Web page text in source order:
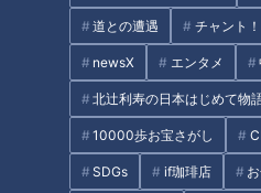
道との遭遇 チャント！
newsX エンタメ
北辻利寿の日本はじめて物
10000歩お宝さがし
SDGs if珈琲店
帰国子女や外国人生徒を主に受
校』。年に4回の編入学試験が
重な学校です。
メールをくれた浅井くんは、両
年住み、高校2年の時、南山国
も同じような環境の生徒が多いと